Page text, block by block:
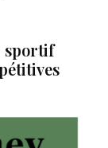
sportif